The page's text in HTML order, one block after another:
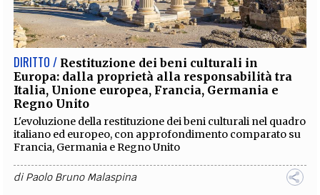
DIRITTO / Restituzione dei beni culturali in
Europa: dalla proprietà alla responsabilità tra
Italia, Unione europea, Francia, Germania e
Regno Unito
L'evoluzione della restituzione dei beni culturali nel quadro
italiano ed europeo, con approfondimento comparato su
Francia, Germania e Regno Unito
diPaolo Bruno Malaspina